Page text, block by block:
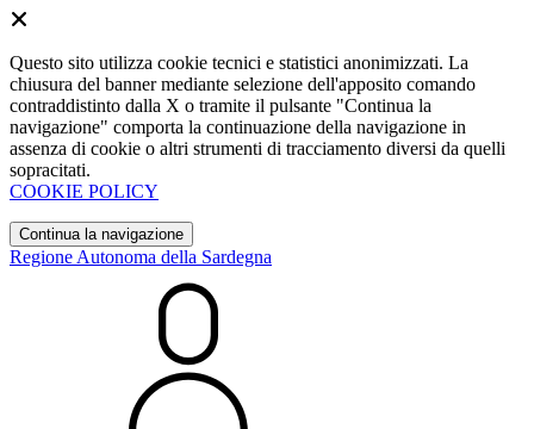
Questo sito utilizza cookie tecnici e statistici anonimizzati. La
chiusura del banner mediante selezione dell'apposito comando
contraddistinto dalla X o tramite il pulsante "Continua la
navigazione" comporta la continuazione della navigazione in
assenza di cookie o altri strumenti di tracciamento diversi da quelli
sopracitati.
COOKIE POLICY
Continua la navigazione
Regione Autonoma della Sardegna